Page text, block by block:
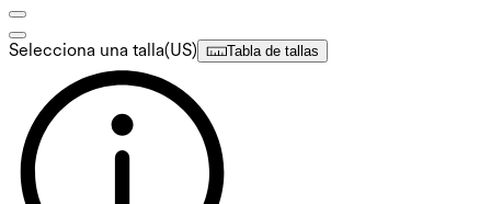
Selecciona una talla(US) Tabla de tallas